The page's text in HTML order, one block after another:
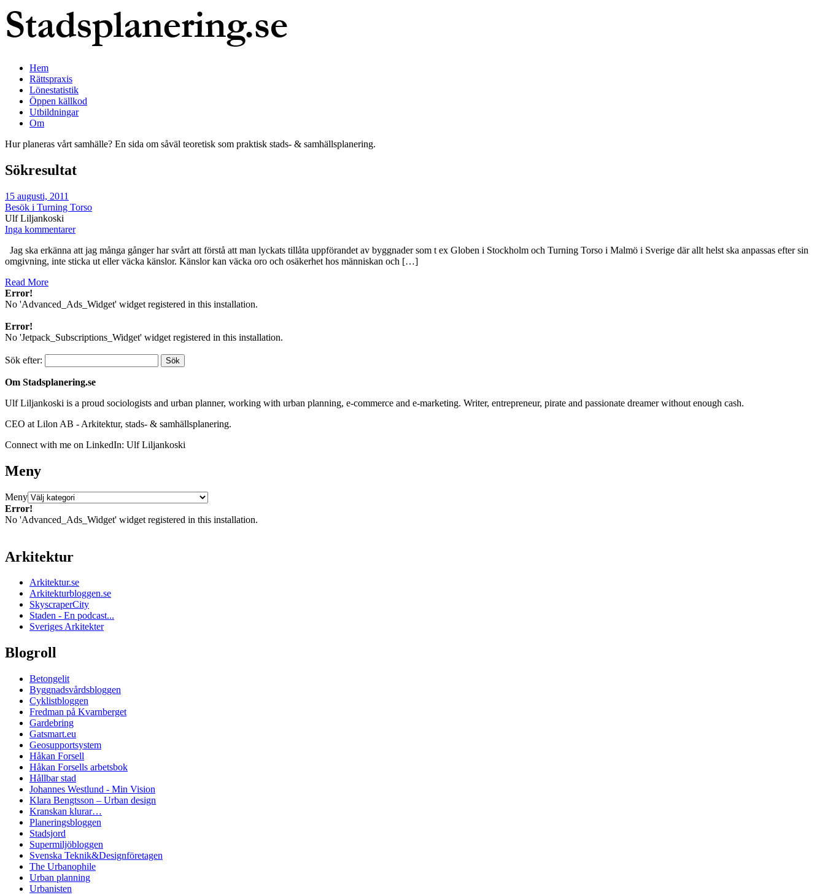
Hem
Rättspraxis
Lönestatistik
Öppen källkod
Utbildningar
Om
Hur planeras vårt samhälle? En sida om såväl teoretisk som praktisk stads- & samhällsplanering.
Sökresultat
15 augusti, 2011
Besök i Turning Torso
Ulf Liljankoski
Inga kommentarer
Jag ska erkänna att jag många gånger har svårt att förstå att man lyckats tillåta uppförandet av byggnader som t ex Globen i Stockholm och Turning Torso i Malmö i Sverige där allt helst ska anpassas efter sin
omgivning, inte sticka ut eller väcka känslor. Känslor kan väcka oro och osäkerhet hos människan och […]
Read More
Error!
No 'Advanced_Ads_Widget' widget registered in this installation.
Error!
No 'Jetpack_Subscriptions_Widget' widget registered in this installation.
Sök efter:
Om Stadsplanering.se
Ulf Liljankoski is a proud sociologists and urban planner, working with urban planning, e-commerce and e-marketing. Writer, entrepreneur, pirate and passionate dreamer without enough cash.
CEO at Lilon AB - Arkitektur, stads- & samhällsplanering.
Connect with me on LinkedIn: Ulf Liljankoski
Meny
Meny
Error!
No 'Advanced_Ads_Widget' widget registered in this installation.
Arkitektur
Arkitektur.se
Arkitekturbloggen.se
SkyscraperCity
Staden - En podcast...
Sveriges Arkitekter
Blogroll
Betongelit
Byggnadsvårdsbloggen
Cyklistbloggen
Fredman på Kvarnberget
Gardebring
Gatsmart.eu
Geosupportsystem
Håkan Forsell
Håkan Forsells arbetsbok
Hållbar stad
Johannes Westlund - Min Vision
Klara Bengtsson – Urban design
Kranskan klurar…
Planeringsbloggen
Stadsjord
Supermiljöbloggen
Svenska Teknik&Designföretagen
The Urbanophile
Urban planning
Urbanisten